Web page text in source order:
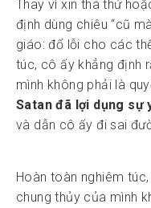
Thay vì xin tha thứ
định dùng chiêu “cũ
giáo: đổ lỗi cho các
túc, cô ấy khẳng định
mình không phải là
Satan đã lợi dụng sự
và dẫn cô ấy đi sai
Hoàn toàn nghiêm
chung thủy của mình